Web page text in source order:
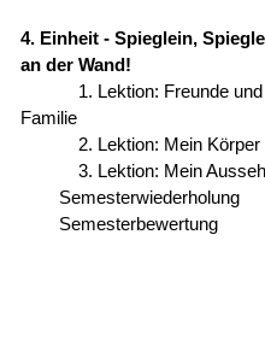
4. Einheit - Spieglein,
an der Wand!
1. Lektion: Freunde und
Familie
2. Lektion: Mein Körper
3. Lektion: Mein
Semesterwiederholung
Semesterbewertung